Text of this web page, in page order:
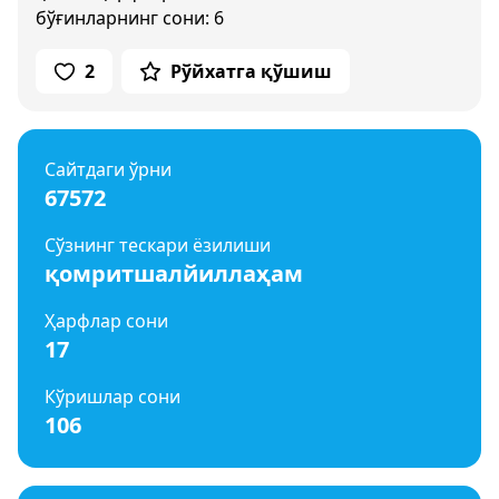
бўғинларнинг сони: 6
2 Рўйхатга қўшиш
Сайтдаги ўрни
67572
Сўзнинг тескари ёзилиши
қомритшалйиллаҳам
Ҳарфлар сони
17
Кўришлар сони
106